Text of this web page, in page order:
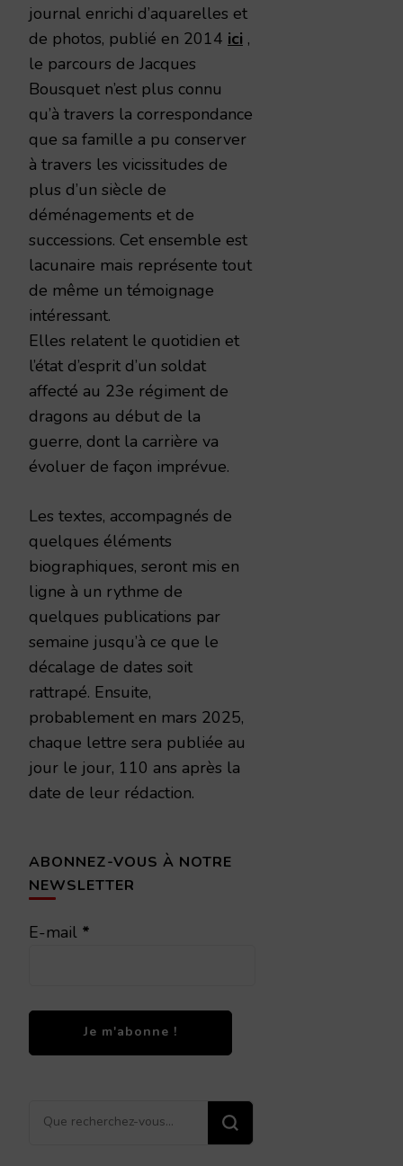
journal enrichi d’aquarelles et
de photos, publié en 2014 ici ,
le parcours de Jacques
Bousquet n’est plus connu
qu’à travers la correspondance
que sa famille a pu conserver
à travers les vicissitudes de
plus d’un siècle de
déménagements et de
successions. Cet ensemble est
lacunaire mais représente tout
de même un témoignage
intéressant.
Elles relatent le quotidien et
l’état d’esprit d’un soldat
affecté au 23e régiment de
dragons au début de la
guerre, dont la carrière va
évoluer de façon imprévue.
Les textes, accompagnés de
quelques éléments
biographiques, seront mis en
ligne à un rythme de
quelques publications par
semaine jusqu’à ce que le
décalage de dates soit
rattrapé. Ensuite,
probablement en mars 2025,
chaque lettre sera publiée au
jour le jour, 110 ans après la
date de leur rédaction.
ABONNEZ-VOUS À NOTRE
NEWSLETTER
E-mail *
Vous